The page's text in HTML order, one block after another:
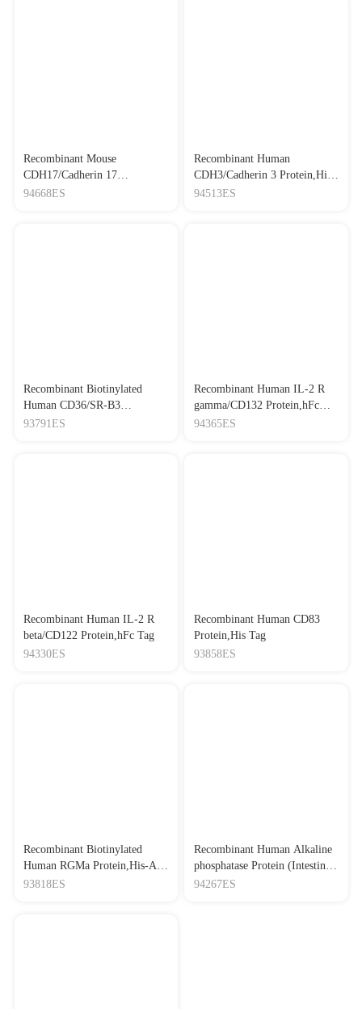
Recombinant Mouse
CDH17/Cadherin 17
Protein,His Tag
94668ES
Recombinant Human
CDH3/Cadherin 3 Protein,His
Tag
94513ES
Recombinant Biotinylated
Human CD36/SR-B3
Protein,His-Avi Tag
93791ES
Recombinant Human IL-2 R
gamma/CD132 Protein,hFc
Tag
94365ES
Recombinant Human IL-2 R
beta/CD122 Protein,hFc Tag
94330ES
Recombinant Human CD83
Protein,His Tag
93858ES
Recombinant Biotinylated
Human RGMa Protein,His-Avi
Tag
93818ES
Recombinant Human Alkaline
phosphatase Protein (Intestinal
type) ,His-Flag Tag
94267ES